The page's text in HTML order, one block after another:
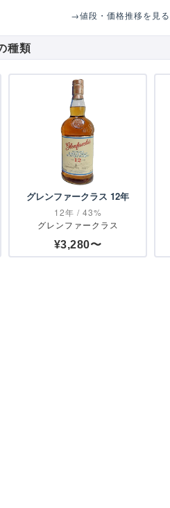
→値段・価格推移を見る
種類
グレンファークラス 12年
12年 / 43%
グレンファークラス
¥3,280〜